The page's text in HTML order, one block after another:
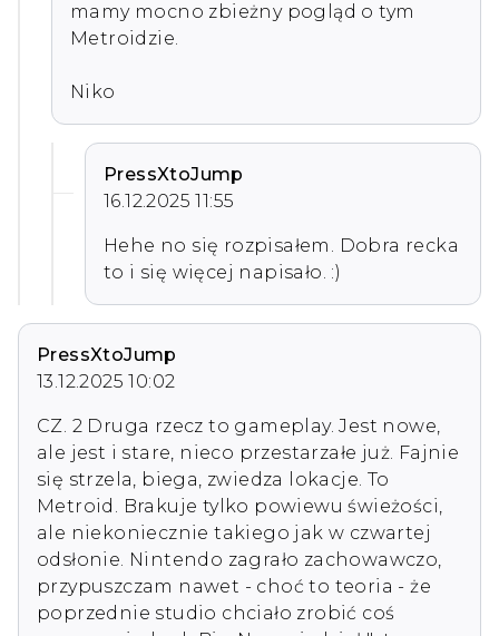
mamy mocno zbieżny pogląd o tym
Metroidzie.
Niko
PressXtoJump
16.12.2025 11:55
Hehe no się rozpisałem. Dobra recka
to i się więcej napisało. :)
PressXtoJump
13.12.2025 10:02
CZ. 2 Druga rzecz to gameplay. Jest nowe,
ale jest i stare, nieco przestarzałe już. Fajnie
się strzela, biega, zwiedza lokacje. To
Metroid. Brakuje tylko powiewu świeżości,
ale niekoniecznie takiego jak w czwartej
odsłonie. Nintendo zagrało zachowawczo,
przypuszczam nawet - choć to teoria - że
poprzednie studio chciało zrobić coś